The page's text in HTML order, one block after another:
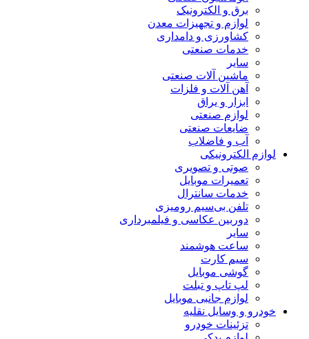
برق و الکترونیک
لوازم و تجهیزات معدن
کشاورزی و دامداری
خدمات صنعتی
سایر
ماشین آلات صنعتی
آهن آلات و فلزات
ابزار و یراق
لوازم صنعتی
ضایعات صنعتی
آب و فاضلاب
لوازم الکترونیکی
صوتی و تصویری
تعمیرات موبایل
خدمات سانترال
تلفن بی‌سیم رومیزی
دوربین عکاسی و فیلمبرداری
سایر
ساعت هوشمند
سیم کارت
گوشی موبایل
لپ تاپ و تبلت
لوازم جانبی موبایل
خودرو و وسایل نقلیه
تزئینات خودرو